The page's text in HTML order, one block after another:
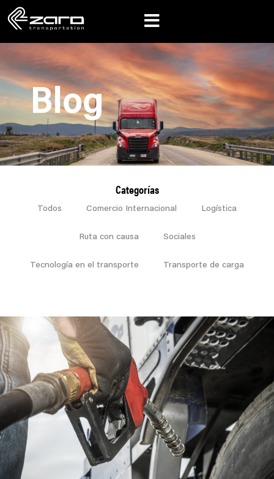
Blog
Categorías
Todos Comercio Internacional Logística
Ruta con causa Sociales
Tecnología en el transporte Transporte de carga